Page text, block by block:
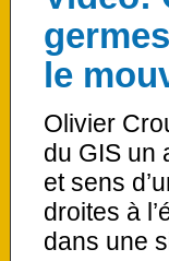
le
Olivier
du GIS un
et sens
droites à
dans une